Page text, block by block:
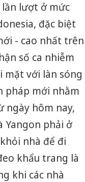
lần lượt ở mức
đặc biệt
- cao nhất trên
số ca nhiễm
mặt với làn sóng
pháp mới nhằm
ngày hôm nay,
Yangon phải ở
nhà để đi
khẩu trang là
khi các nhà